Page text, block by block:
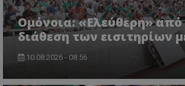
Ομόνοια: «Ελεύθερη»
διάθεση των εισιτηρίων
10.08.2026 - 08:56